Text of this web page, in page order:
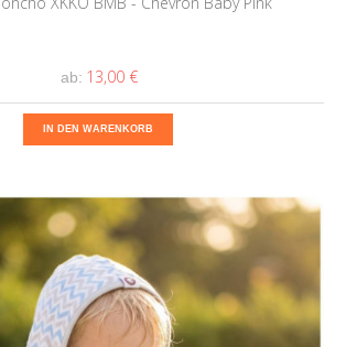
ab: 13,00 €
IN DEN WARENKORB